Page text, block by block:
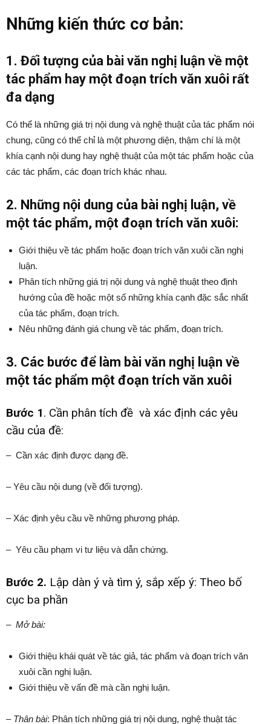
Những kiến thức cơ bản:
1. Đối tượng của bài văn nghị luận về một
tác phẩm hay một đoạn trích văn xuôi rất
đa dạng
Có thể là những giá trị nội dung và nghệ thuật của tác phẩm nói
chung, cũng có thể chỉ là một phương diện, thậm chí là một
khía cạnh nội dung hay nghệ thuật của một tác phẩm hoặc của
các tác phẩm, các đoạn trích khác nhau.
2. Những nội dung của bài nghị luận, về
một tác phẩm, một đoạn trích văn xuôi:
Giới thiệu về tác phẩm hoặc đoạn trích văn xuôi cần nghị
luận.
Phân tích những giá trị nội dung và nghệ thuật theo định
hướng của đề hoặc một số những khía cạnh đặc sắc nhất
của tác phẩm, đoạn trích.
Nêu những đánh giá chung về tác phẩm, đoạn trích.
3. Các bước để làm bài văn nghị luận về
một tác phẩm một đoạn trích văn xuôi
Bước 1. Cần phân tích đề và xác định các yêu
cầu của đề:
– Cần xác định được dạng đề.
– Yêu cầu nội dung (về đối tượng).
– Xác định yêu cầu về những phương pháp.
– Yêu cầu phạm vi tư liệu và dẫn chứng.
Bước 2. Lập dàn ý và tìm ý, sắp xếp ý: Theo bố
cục ba phần
– Mở bài:
Giới thiệu khái quát về tác giả, tác phẩm và đoạn trích văn
xuôi cần nghị luận.
Giới thiệu về vấn đề mà cần nghị luận.
– Thân bài: Phân tích những giá trị nội dung, nghệ thuật tác